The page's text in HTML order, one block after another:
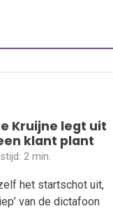
Kruijne legt uit
klant plant
2 min.
het startschot uit,
van de dictafoon